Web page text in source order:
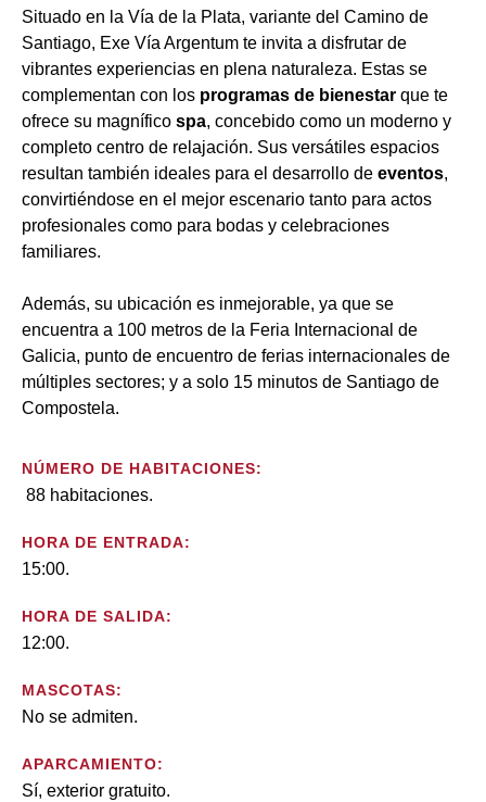
Situado en la Vía de la Plata, variante del Camino de
Santiago, Exe Vía Argentum te invita a disfrutar de
vibrantes experiencias en plena naturaleza. Estas se
complementan con los programas de bienestar que te
ofrece su magnífico spa, concebido como un moderno y
completo centro de relajación. Sus versátiles espacios
resultan también ideales para el desarrollo de eventos,
convirtiéndose en el mejor escenario tanto para actos
profesionales como para bodas y celebraciones
familiares.
Además, su ubicación es inmejorable, ya que se
encuentra a 100 metros de la Feria Internacional de
Galicia, punto de encuentro de ferias internacionales de
múltiples sectores; y a solo 15 minutos de Santiago de
Compostela.
NÚMERO DE HABITACIONES:
88 habitaciones.
HORA DE ENTRADA:
15:00.
HORA DE SALIDA:
12:00.
MASCOTAS:
No se admiten.
APARCAMIENTO:
Sí, exterior gratuito.